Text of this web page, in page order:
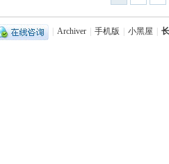
Archiver 手机版 小黑屋